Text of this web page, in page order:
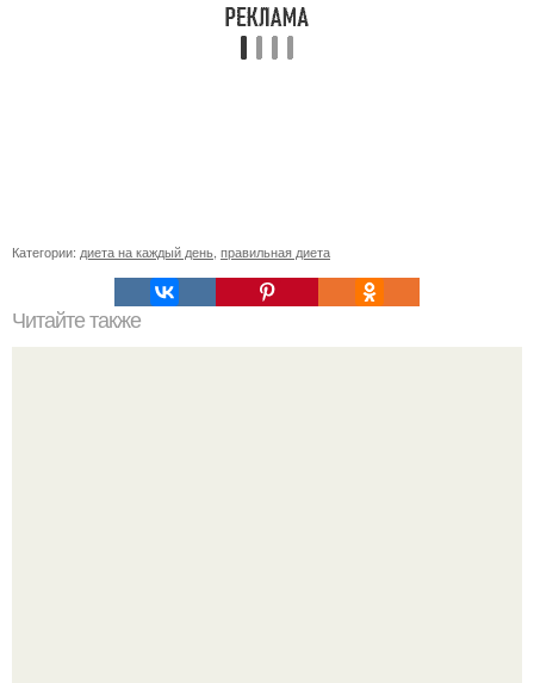
Категории: диета на каждый день правильная диета
Читайте также